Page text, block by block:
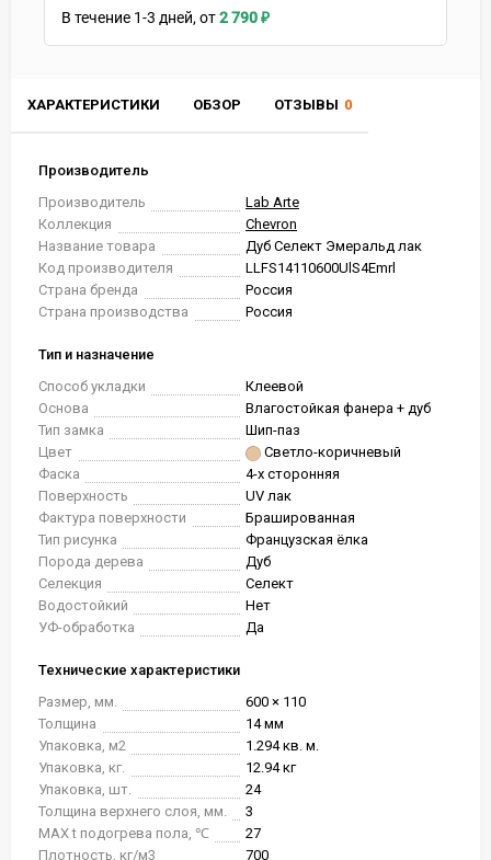
ХАРАКТЕРИСТИКИ ОБЗОР ОТЗЫВЫ 0
Производитель
Производитель
Lab Arte
Коллекция
Chevron
Название товара
Дуб Селект Эмеральд лак
Код производителя
LLFS14110600UlS4Emrl
Страна бренда
Россия
Страна производства
Россия
Тип и назначение
Способ укладки
Клеевой
Основа
Влагостойкая фанера + дуб
Тип замка
Шип-паз
Цвет
Светло-коричневый
Фаска
4-х сторонняя
Поверхность
UV лак
Фактура поверхности
Брашированная
Тип рисунка
Французская ёлка
Порода дерева
Дуб
Селекция
Селект
Водостойкий
Нет
УФ-обработка
Да
Технические характеристики
Размер, мм.
600 × 110
Толщина
14 мм
Упаковка, м2
1.294 кв. м.
Упаковка, кг.
12.94 кг
Упаковка, шт.
24
Толщина верхнего слоя, мм.
3
MAX t подогрева пола, ℃
27
Плотность, кг/м3
700
В течение 1-3 дней 2 790₽